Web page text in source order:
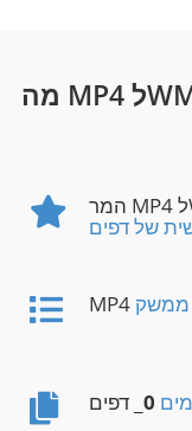
של דפים
0 _ דפים